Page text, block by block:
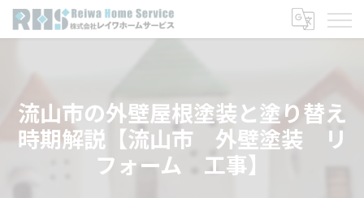
流山市の外壁屋根塗装と塗り替え
時期解説【流山市 外壁塗装 リ
フォーム 工事】